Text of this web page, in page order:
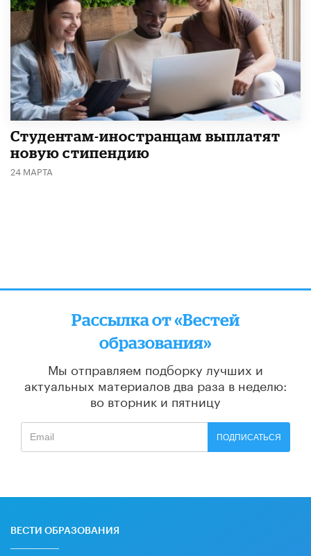
Студентам-иностранцам выплатят
новую стипендию
24 МАРТА
Рассылка от «Вестей
образования»
Мы отправляем подборку лучших и
актуальных материалов два раза в неделю:
во вторник и пятницу
ПОДПИСАТЬСЯ
ВЕСТИ ОБРАЗОВАНИЯ